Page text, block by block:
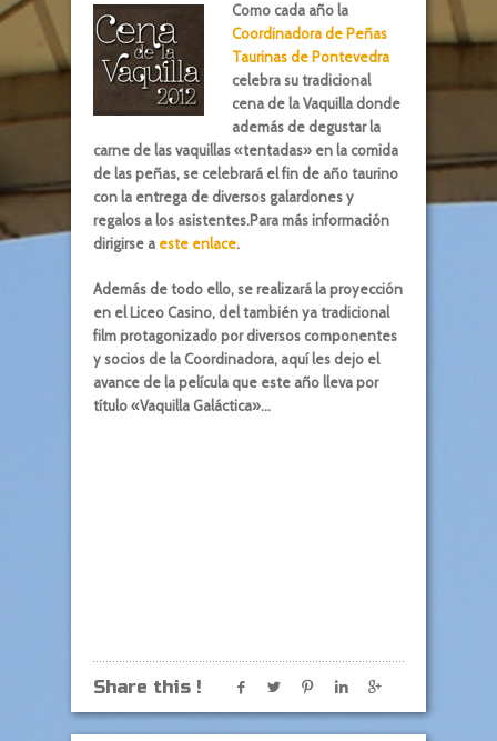
Como cada año la
Coordinadora de Peñas
Taurinas de Pontevedra
celebra su tradicional
cena de la Vaquilla donde
además de degustar la
carne de las vaquillas «tentadas» en la comida
de las peñas, se celebrará el fin de año taurino
con la entrega de diversos galardones y
regalos a los asistentes.Para más información
dirigirse a este enlace.
Además de todo ello, se realizará la proyección
en el Liceo Casino, del también ya tradicional
film protagonizado por diversos componentes
y socios de la Coordinadora, aquí les dejo el
avance de la película que este año lleva por
título «Vaquilla Galáctica»…
Share this !